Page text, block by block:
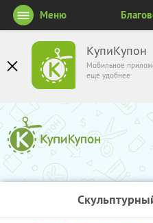
КупиКупон
Мобильное
ещё удобнее
Меню